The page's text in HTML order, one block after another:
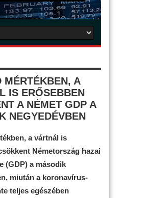
MÉRTÉKBEN, A
IS ERŐSEBBEN
A NÉMET GDP A
NEGYEDÉVBEN
a vártnál is
Németország hazai
(GDP) a második
miután a koronavírus-
teljes egészében